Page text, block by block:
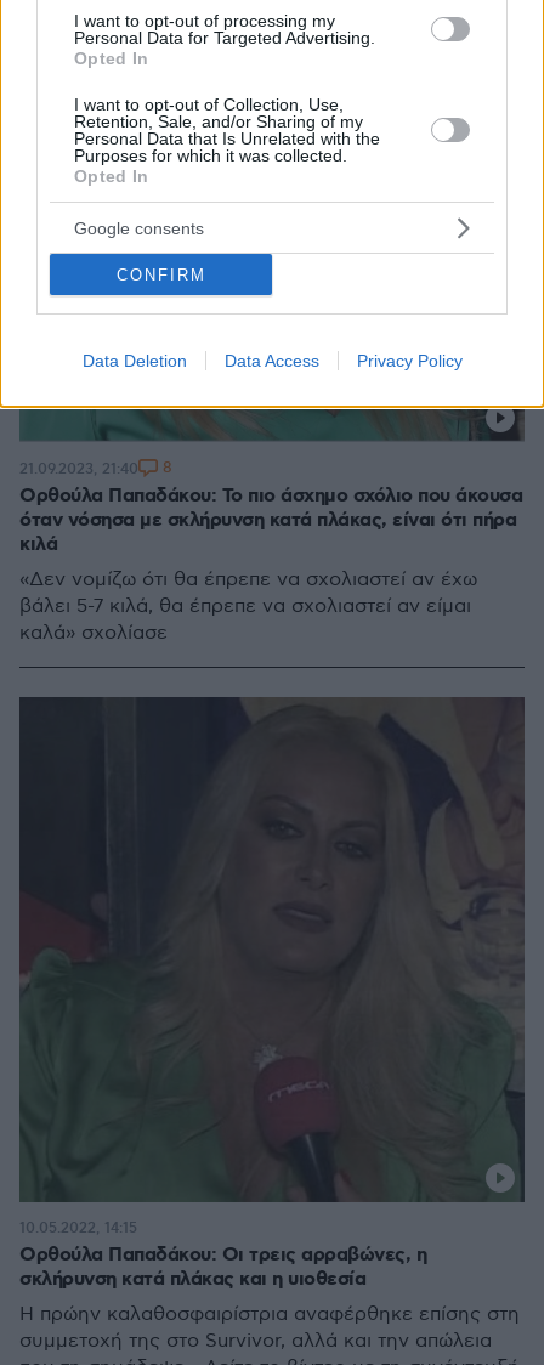
I want to opt-out of processing my
Personal Data for Targeted Advertising.
Opted In
I want to opt-out of Collection, Use,
Retention, Sale, and/or Sharing of my
Personal Data that Is Unrelated with the
Purposes for which it was collected.
Opted In
Google consents
CONFIRM
Data Deletion Data Access Privacy Policy
Ορθούλα Παπαδάκου: Το πιο άσχημο σχόλιο που άκουσα
όταν νόσησα με σκλήρυνση κατά πλάκας, είναι ότι πήρα
κιλά
«Δεν νομίζω ότι θα έπρεπε να σχολιαστεί αν έχω
βάλει 5-7 κιλά, θα έπρεπε να σχολιαστεί αν είμαι
καλά» σχολίασε
21.09.2023, 21:40 8
Ορθούλα Παπαδάκου: Οι τρεις αρραβώνες, η
σκλήρυνση κατά πλάκας και η υιοθεσία
Η πρώην καλαθοσφαιρίστρια αναφέρθηκε επίσης στη
συμμετοχή της στο Survivor, αλλά και την απώλεια
10.05.2022, 14:15